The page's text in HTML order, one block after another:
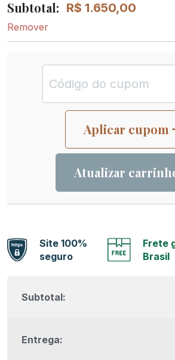
R$ 1.650,00
Remover
Aplicar cupom
Atualizar
Site 100%
seguro
Frete
Brasil